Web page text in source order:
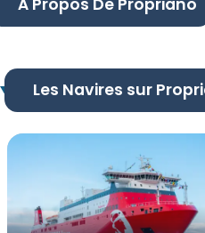
À Propos De Propriano
Les Navires sur